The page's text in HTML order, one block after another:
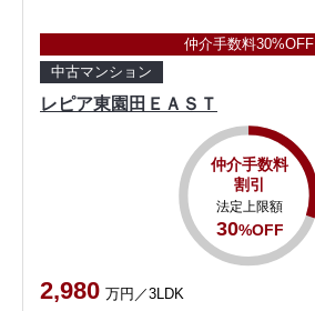
仲介手数料30%OFF
中古マンション
レピア東園田ＥＡＳＴ
仲介手数料
割引
法定上限額
30%OFF
2,980 万円／3LDK